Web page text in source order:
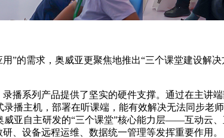
”的需求，奥威亚更聚焦地推出“三个课堂建设解
播系列产品提供了坚实的硬件支撑。通过在主讲
主机，部署在听课端，能有效解决无法同步老
亚自主研发的“三个课堂”核心能力层——互动云
、设备远程运维、数据统一管理等发挥重要作用。